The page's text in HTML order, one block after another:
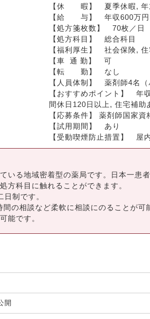
【休　　暇】　夏季休暇,
【給　　与】　年収600万
【処方箋枚数】　70枚／日
【処方科目】　総合科目
【福利厚生】　社会保険,
【車  通 勤】　可
【転　　勤】　なし
【人員体制】　薬剤師4名
【おすすめポイント】　
間休日120日以上, 住宅補助
【応募条件】 薬剤師国家資
【試用期間】　あり
【受動喫煙防止措置】　屋
いる地域密着型の薬局です。日本一患
方科目に触れることができます。
制です。
の相談など柔軟に相談にのることが可
能です。
開